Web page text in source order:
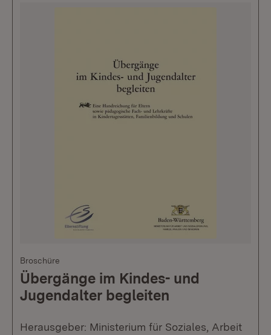
Broschüre
Übergänge im Kindes- und
Jugendalter begleiten
Herausgeber: Ministerium für Soziales, Arbeit